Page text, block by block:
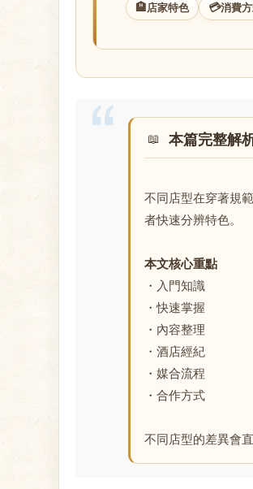
🏨店家特色 💳消費
本篇完整解
不同店型在穿著規
者快速分辨特色。
本文核心重點
・入門知識
・快速掌握
・內容整理
・酒店經紀
・媒合流程
・合作方式
不同店型的差異會